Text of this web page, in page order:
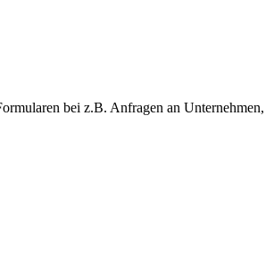
bei z.B. Anfragen an Unter­neh­men,